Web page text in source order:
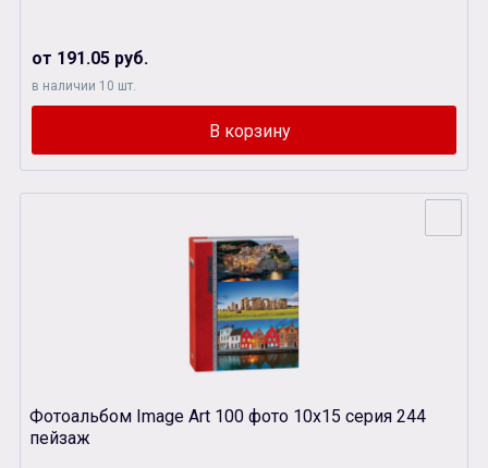
от 191.05 руб.
в наличии 10 шт.
Фотоальбом Image Art 100 фото 10х15 серия 244
пейзаж